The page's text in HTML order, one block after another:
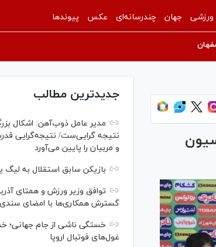
ورزشی جهان چندرسانه‌ای عکس پیوندها
جدیدترین مطالب
مدیر عامل ذوب‌آهن: اشکال
نتیجه گرایی‌ست/ نتیجه‌گرایی
و مربیان را پایین می‌آورد
بازیکن سابق استقلال به لیگ
توافق وزیر ورزش و همتای
گسترش همکاری‌ها با امضای سندی ۳ ساله
خستگی ناشی از جام جهانی؛
غول‌های فوتبال اروپا